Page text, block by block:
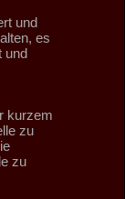
und
es
und
kurzem
zu
zu